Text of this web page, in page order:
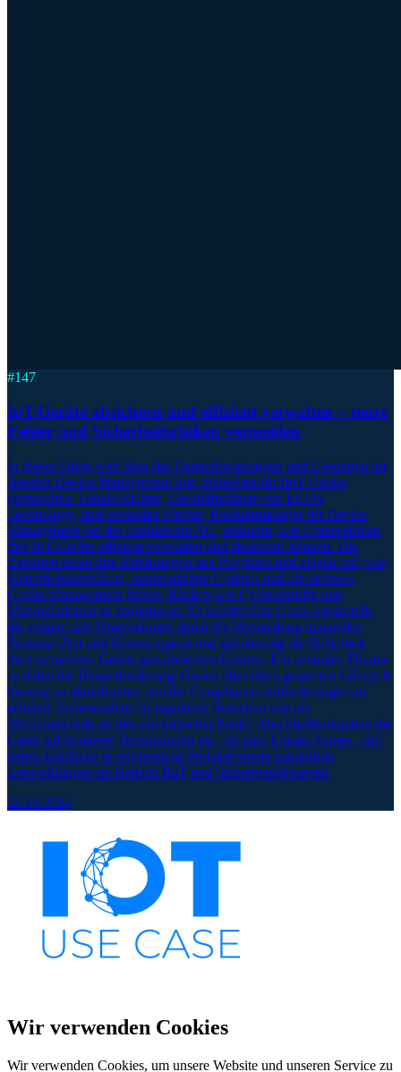
#147
IoT-Geräte absichern und effizient verwalten – teure
Fehler und Sicherheitsrisiken vermeiden
In dieser Folge wird über die Herausforderungen und Lösungen im
Bereich Device Management und Sicherheit für IIoT-Geräte
gesprochen. Gerald Richter, Geschäftsführer von ECOS
Technology, und Sebastian Fischer, Produktmanager für Device
Management bei der conplement AG, erläutern, wie Unternehmen
ihre IoT-Geräte effizient verwalten und absichern können. Die
Experten teilen ihre Erfahrungen aus Projekten und zeigen auf, wie
Sicherheitszertifikate, automatisierte Updates und ein sicheres
Geräte-Management helfen, Risiken wie Cyberangriffe und
Manipulationen zu minimieren. Es werden Use Cases vorgestellt,
die zeigen, wie Unternehmen durch die Vermeidung manueller
Prozesse Zeit und Kosten sparen und gleichzeitig die Sicherheit
ihrer vernetzten Geräte gewährleisten können. Ein zentrales Thema
ist dabei die Herausforderung, Geräte über ihren gesamten Lifecycle
hinweg zu aktualisieren und die Compliance-Anforderungen zu
erfüllen. Insbesondere für regulierte Branchen wie die
Medizintechnik ist dies ein kritischer Punkt. Abschließend gehen die
Gäste auf konkrete Technologien ein, die zum Einsatz kamen, und
geben Einblicke in erfolgreiche Projekte sowie zukünftige
Entwicklungen im Bereich IIoT und Sicherheitslösungen.
24.10.2024
Wir verwenden Cookies
Wir verwenden Cookies, um unsere Website und unseren Service zu